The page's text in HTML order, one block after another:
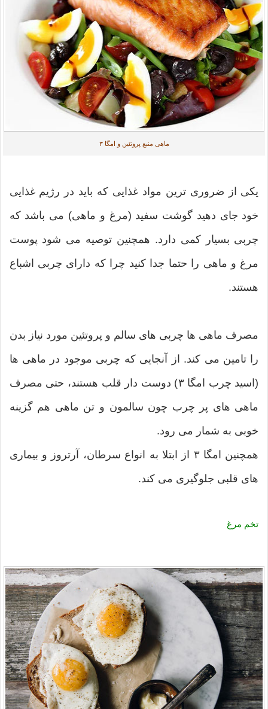
ماهی منبع پروتئين و امگا ۳
یکی از ضروری ترین مواد غذایی که باید در رژیم غذایی
خود جای دهید گوشت سفید (مرغ و ماهی) می باشد که
چربی بسیار کمی دارد. همچنین توصیه می شود پوست
مرغ و ماهی را حتما جدا کنید چرا که دارای چربی اشباع
هستند.
مصرف ماهی ها چربی های سالم و پروتئین مورد نیاز بدن
را تامین می کند. از آنجایی که چربی موجود در ماهی ها
(اسید چرب امگا ۳) دوست دار قلب هستند، حتی مصرف
ماهی های پر چرب چون سالمون و تن ماهی هم گزینه
خوبی به شمار می رود.
همچنین امگا ۳ از ابتلا به انواع سرطان، آرتروز و بیماری
های قلبی جلوگیری می کند.
تخم مرغ